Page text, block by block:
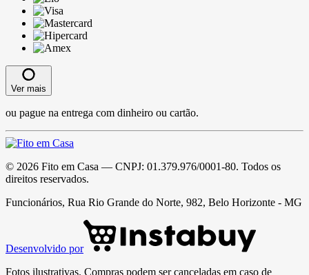
Ver mais
ou pague na entrega com dinheiro ou cartão.
© 2026 Fito em Casa — CNPJ: 01.379.976/0001-80. Todos os
direitos reservados.
Funcionários, Rua Rio Grande do Norte, 982, Belo Horizonte - MG
Desenvolvido por
Fotos ilustrativas. Compras podem ser canceladas em caso de